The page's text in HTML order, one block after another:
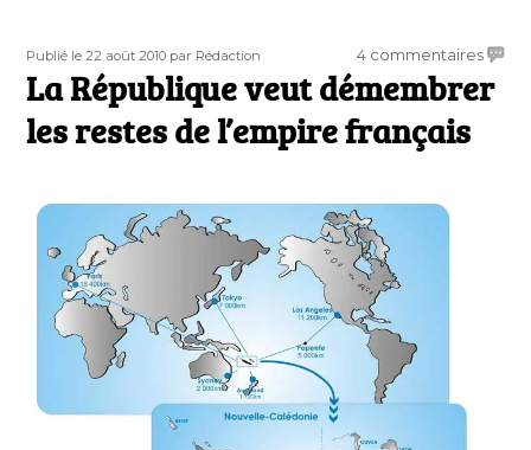
Publié
le
Publié le 22 août 2010 Auteur
par Rédaction 4 commentairessur
La
La République veut démembrer
les restes de l’empire français